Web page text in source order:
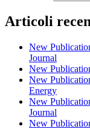
Articoli
New
Journal
New
New
Energy
New
Journal
New